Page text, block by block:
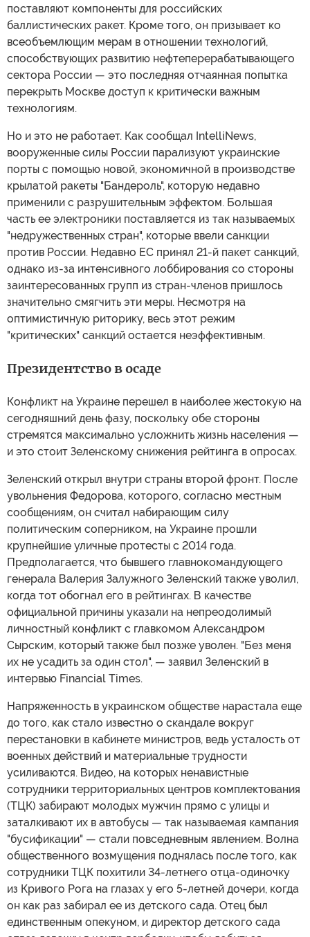
поставляют компоненты для российских
баллистических ракет. Кроме того, он призывает ко
всеобъемлющим мерам в отношении технологий,
способствующих развитию нефтеперерабатывающего
сектора России — это последняя отчаянная попытка
перекрыть Москве доступ к критически важным
технологиям.
Но и это не работает. Как сообщал IntelliNews,
вооруженные силы России парализуют украинские
порты с помощью новой, экономичной в производстве
крылатой ракеты "Бандероль", которую недавно
применили с разрушительным эффектом. Большая
часть ее электроники поставляется из так называемых
"недружественных стран", которые ввели санкции
против России. Недавно ЕС принял 21-й пакет санкций,
однако из-за интенсивного лоббирования со стороны
заинтересованных групп из стран-членов пришлось
значительно смягчить эти меры. Несмотря на
оптимистичную риторику, весь этот режим
"критических" санкций остается неэффективным.
Президентство в осаде
Конфликт на Украине перешел в наиболее жестокую на
сегодняшний день фазу, поскольку обе стороны
стремятся максимально усложнить жизнь населения —
и это стоит Зеленскому снижения рейтинга в опросах.
Зеленский открыл внутри страны второй фронт. После
увольнения Федорова, которого, согласно местным
сообщениям, он считал набирающим силу
политическим соперником, на Украине прошли
крупнейшие уличные протесты с 2014 года.
Предполагается, что бывшего главнокомандующего
генерала Валерия Залужного Зеленский также уволил,
когда тот обогнал его в рейтингах. В качестве
официальной причины указали на непреодолимый
личностный конфликт с главкомом Александром
Сырским, который также был позже уволен. "Без меня
их не усадить за один стол", — заявил Зеленский в
интервью Financial Times.
Напряженность в украинском обществе нарастала еще
до того, как стало известно о скандале вокруг
перестановки в кабинете министров, ведь усталость от
военных действий и материальные трудности
усиливаются. Видео, на которых ненавистные
сотрудники территориальных центров комплектования
(ТЦК) забирают молодых мужчин прямо с улицы и
заталкивают их в автобусы — так называемая кампания
"бусификации" — стали повседневным явлением. Волна
общественного возмущения поднялась после того, как
сотрудники ТЦК похитили 34-летнего отца-одиночку
из Кривого Рога на глазах у его 5-летней дочери, когда
он как раз забирал ее из детского сада. Отец был
единственным опекуном, и директор детского сада